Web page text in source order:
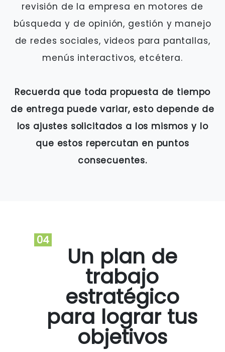
revisión de la empresa en motores de
búsqueda y de opinión, gestión y manejo
de redes sociales, videos para pantallas,
menús interactivos, etcétera.
Recuerda que toda propuesta de tiempo
de entrega puede variar, esto depende de
los ajustes solicitados a los mismos y lo
que estos repercutan en puntos
consecuentes.
04
Un plan de
trabajo
estratégico
para lograr tus
objetivos